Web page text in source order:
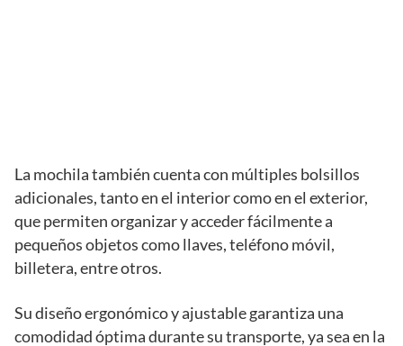
La mochila también cuenta con múltiples bolsillos
adicionales, tanto en el interior como en el exterior,
que permiten organizar y acceder fácilmente a
pequeños objetos como llaves, teléfono móvil,
billetera, entre otros.
Su diseño ergonómico y ajustable garantiza una
comodidad óptima durante su transporte, ya sea en la